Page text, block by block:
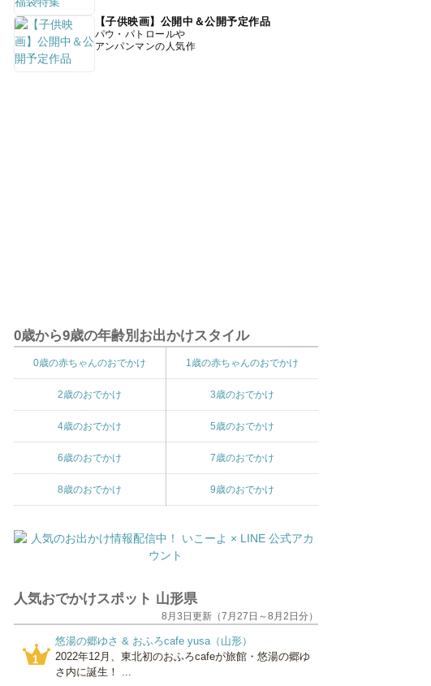
【子供映画】公開中＆公開予定作品
パウ・パトロールや
アンパンマンの人気作
0歳から9歳の年齢別お出かけスタイル
0歳の赤ちゃんのおでかけ 1歳の赤ちゃんのおでかけ
2歳のおでかけ 3歳のおでかけ
4歳のおでかけ 5歳のおでかけ
6歳のおでかけ 7歳のおでかけ
8歳のおでかけ 9歳のおでかけ
人気おでかけスポット 山形県
8月3日更新（7月27日～8月2日分）
1
悠湯の郷ゆさ & おふろcafe yusa（山形）
2022年12月、東北初のおふろcafeが旅館・悠湯の郷ゆ
さ内に誕生！ ...